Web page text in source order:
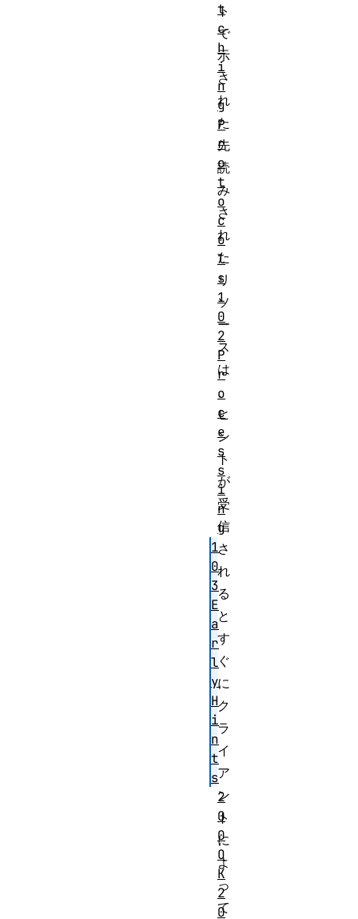
ト
で
示
さ
れ
た
先
読
み
さ
れ
た
リ
ソ
ー
ス
は
、
ヒ
ン
ト
が
受
信
さ
れ
る
と
す
ぐ
に
ク
ラ
イ
ア
ン
ト
に
よ
っ
て
t
c
h
i
n
g
P
r
o
t
o
c
o
l
s
1
0
2
P
r
o
c
e
s
s
i
n
g
1
0
3
E
a
r
l
y
H
i
n
t
s
2
0
0
O
K
2
0